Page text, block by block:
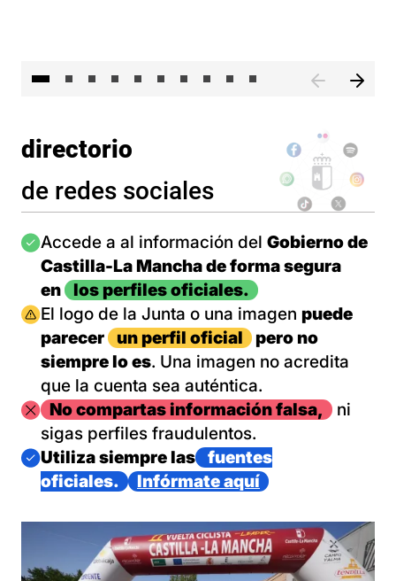
directorio
de redes sociales
Imagen
Accede a al información del Gobierno de
Castilla-La Mancha de forma segura
en
los perfiles oficiales.
Imagen
El logo de la Junta o una imagen puede
parecer
un perfil oficial
pero no
siempre lo es. Una imagen no acredita
que la cuenta sea auténtica.
ImagenNo compartas información falsa,
ni
sigas perfiles fraudulentos.
Imagen
Utiliza siempre las
fuentes
oficiales.
Infórmate aquí